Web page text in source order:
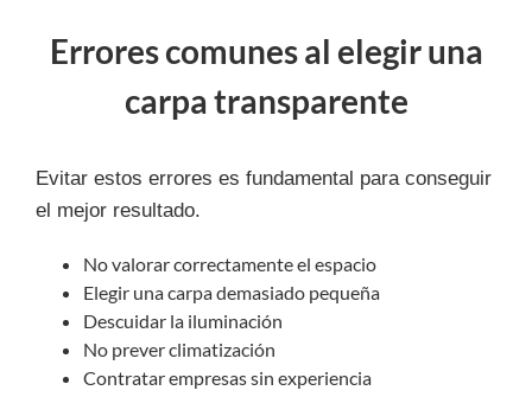
Errores comunes al elegir una
carpa transparente
Evitar estos errores es fundamental para conseguir
el mejor resultado.
No valorar correctamente el espacio
Elegir una carpa demasiado pequeña
Descuidar la iluminación
No prever climatización
Contratar empresas sin experiencia